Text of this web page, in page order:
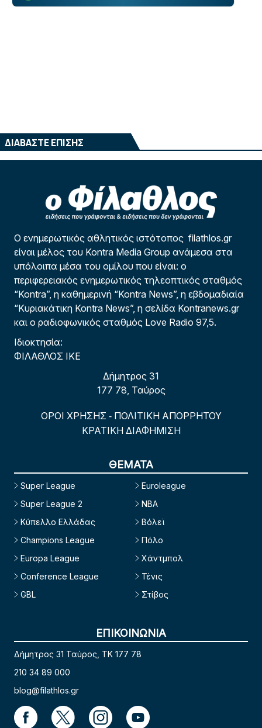
ΔΙΑΒΑΣΤΕ ΕΠΙΣΗΣ
Ο ενημερωτικός αθλητικός ιστότοπος filathlos.gr
είναι μέλος του Kontra Media Group ανάμεσα στα
υπόλοιπα μέσα του ομίλου που είναι: ο
περιφερειακός ενημερωτικός τηλεοπτικός σταθμός
“Kontra”, η καθημερινή “Kontra News”, η εβδομαδιαία
“Κυριακάτικη Kontra News”, η σελίδα Kontranews.gr
και ο ραδιοφωνικός σταθμός Love Radio 97,5.
Ιδιοκτησία:
ΦΙΛΑΘΛΟΣ ΙΚΕ
Δήμητρος 31
177 78, Ταύρος
ΟΡΟΙ ΧΡΗΣΗΣ - ΠΟΛΙΤΙΚΗ ΑΠΟΡΡΗΤΟΥ
ΚΡΑΤΙΚΗ ΔΙΑΦΗΜΙΣΗ
ΘΕΜΑΤΑ
Super League
Super League 2
Κύπελλο Ελλάδας
Champions League
Europa League
Conference League
GBL
Euroleague
NBA
Βόλεϊ
Πόλο
Χάντμπολ
Τένις
Στίβος
ΕΠΙΚΟΙΝΩΝΙΑ
Δήμητρος 31 Ταύρος, TK 177 78
210 34 89 000
blog@filathlos.gr